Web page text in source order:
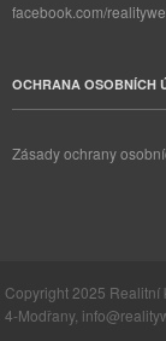
facebook.com/
OCHRANA OSOBNÍCH
Zásady ochrany
Copyright 2025 Realitní
4-Modřany,